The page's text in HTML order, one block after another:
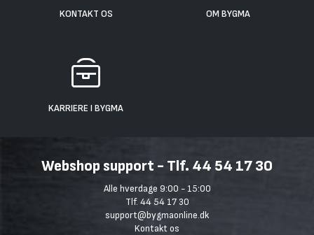
KONTAKT OS OM BYGMA
KARRIERE I BYGMA
Webshop support - Tlf. 44 54 17 30
Alle hverdage 9:00 - 15:00
Tlf. 44 54 17 30
support@bygmaonline.dk
Kontakt os